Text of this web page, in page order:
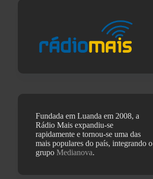
Fundada em Luanda em 2008, a
Rádio Mais expandiu-se
rapidamente e tornou-se uma das
mais populares do país, integrando o
grupoMedianova.